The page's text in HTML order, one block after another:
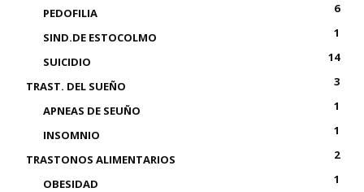
PEDOFILIA
6
SIND.DE ESTOCOLMO
1
SUICIDIO
14
TRAST. DEL SUEÑO
3
APNEAS DE SEUÑO
1
INSOMNIO
1
TRASTONOS ALIMENTARIOS
2
OBESIDAD
1